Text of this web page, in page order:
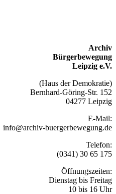
Archiv
Bürgerbewegung
Leipzig e.V.
(Haus der Demokratie)
Bernhard-Göring-Str. 152
04277 Leipzig
E-Mail:
info@archiv-buergerbewegung.de
Telefon:
(0341) 30 65 175
Öffnungszeiten:
Dienstag bis Freitag
10 bis 16 Uhr